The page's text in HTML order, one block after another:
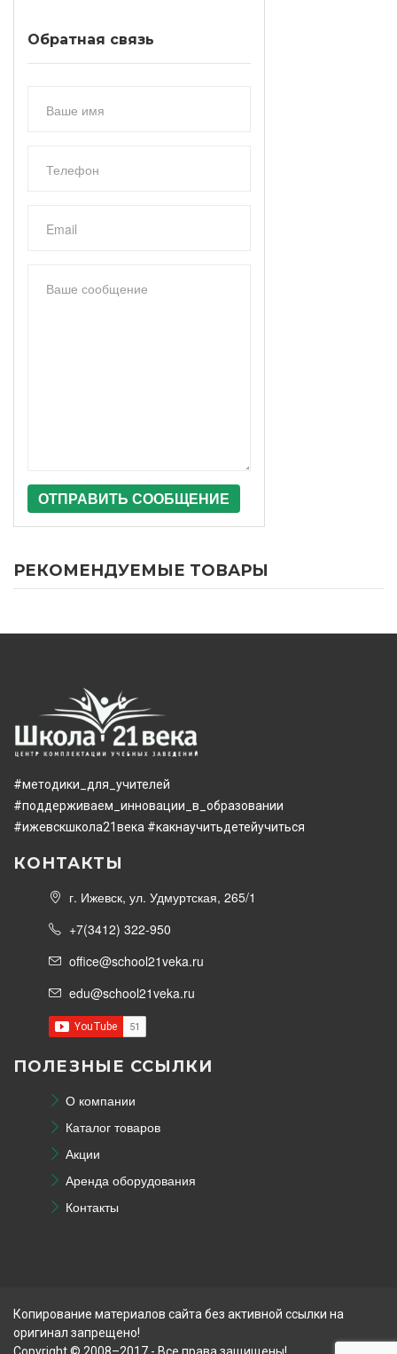
Обратная связь
ОТПРАВИТЬ СООБЩЕНИЕ
РЕКОМЕНДУЕМЫЕ ТОВАРЫ
#методики_для_учителей
#поддерживаем_инновации_в_образовании
#ижевскшкола21века #какнаучитьдетейучиться
КОНТАКТЫ
г. Ижевск, ул. Удмуртская, 265/1
+7(3412) 322-950
office@school21veka.ru
edu@school21veka.ru
ПОЛЕЗНЫЕ ССЫЛКИ
О компании
Каталог товаров
Акции
Аренда оборудования
Контакты
Копирование материалов сайта без активной ссылки на
оригинал запрещено!